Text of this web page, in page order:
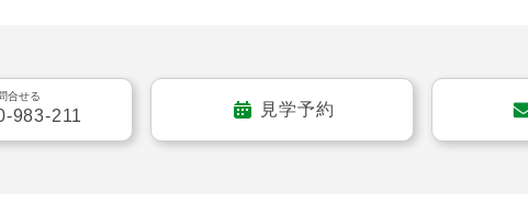
る和室。引き戸を開ければ広々としたスペースになります。
ンクローゼット、洋室(2)はクローゼットの付いたお部屋です
合せる
983-211 見学予約